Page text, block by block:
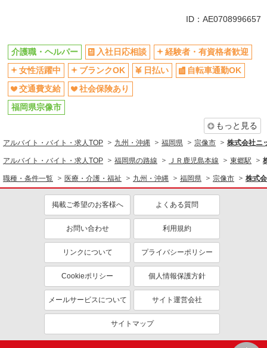
ID：AE0708996657
介護職・ヘルパー 入社日応相談
経験者・有資格者歓迎
女性活躍中
ブランクOK 日払い
自転車通勤OK
交通費支給
社会保険あり
福岡県宗像市
もっと見る
アルバイト・バイト・求人TOP 九州・沖縄 福岡県 宗像市 株式会社ニ
アルバイト・バイト・求人TOP 福岡県の路線 ＪＲ鹿児島本線 東郷駅
職種・条件一覧 医療・介護・福祉 九州・沖縄 福岡県 宗像市 株式
掲載ご希望のお客様へ よくある質問
お問い合わせ 利用規約
リンクについて プライバシーポリシー
Cookieポリシー 個人情報保護方針
メールサービスについて サイト運営会社
サイトマップ